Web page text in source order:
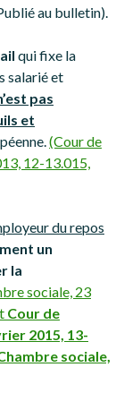
au bulletin).
qui fixe la
salarié et
pas
et
(Cour de
12-13.015,
du repos
un
la
sociale, 23
Cour de
2015, 13-
sociale,